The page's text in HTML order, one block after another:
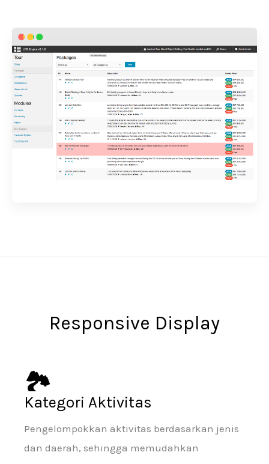
Responsive Display
🏞
Kategori Aktivitas
Pengelompokkan aktivitas berdasarkan jenis
dan daerah, sehingga memudahkan